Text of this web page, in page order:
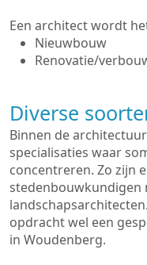
Een architect wordt
Nieuwbouw
Renovatie/
Diverse
Binnen de
specialisaties waar
concentreren. Zo zijn
stedenbouwkundigen
opdracht wel een
in Woudenberg.